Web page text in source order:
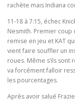
rachète mais Indiana
11-18 à 7:15, échec
Nesmith. Premier
remise en jeu et KAT
vient faire souffler un
roues. Même s’ils sont
va forcément falloir
les pourcentages.
Après avoir salué